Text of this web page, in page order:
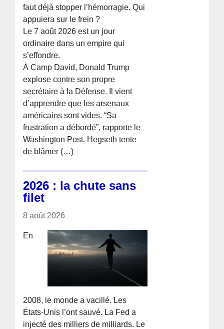
faut déjà stopper l’hémorragie. Qui
appuiera sur le frein ?
Le 7 août 2026 est un jour
ordinaire dans un empire qui
s’effondre.
À Camp David, Donald Trump
explose contre son propre
secrétaire à la Défense. Il vient
d’apprendre que les arsenaux
américains sont vides. “Sa
frustration a débordé”, rapporte le
Washington Post. Hegseth tente
de blâmer (…)
2026 : la chute sans
filet
8 août 2026
En
2008, le monde a vacillé. Les
États-Unis l’ont sauvé. La Fed a
injecté des milliers de milliards. Le